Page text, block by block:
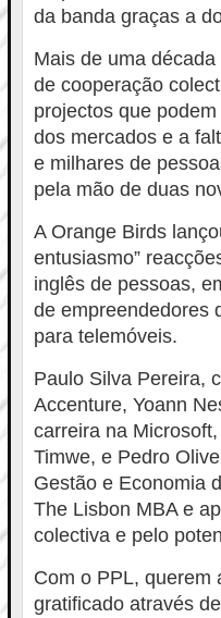
da banda graças a
Mais de uma
de cooperação
projectos que
dos mercados e a
e milhares de
pela mão de duas
A Orange Birds
entusiasmo”
inglês de pessoas,
de empreendedores
para telemóveis.
Paulo Silva Pereira,
Accenture, Yoann
carreira na
Timwe, e Pedro
Gestão e Economia
The Lisbon MBA e
colectiva e pelo
Com o PPL, querem
gratificado através